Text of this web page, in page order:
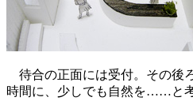
待合の正面には受付。その後
時間に、少しでも自然を……と考